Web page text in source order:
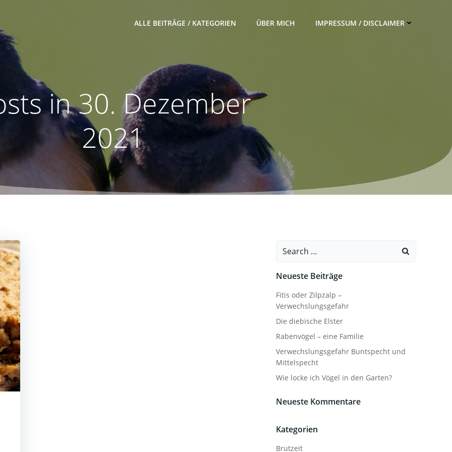
ALLE BEITRÄGE / KATEGORIEN ÜBER MICH IMPRESSUM / DISCLAIMER
in 30. Dezember
2021
Search
Neueste Beiträge
Fitis oder Zilpzalp –
Verwechslungsgefahr
Die diebische Elster
Rabenvögel – eine Familie
Verwechslungsgefahr Buntspecht und
Mittelspecht
Wie locke ich Vögel in den Garten?
Neueste Kommentare
Kategorien
Brutzeit